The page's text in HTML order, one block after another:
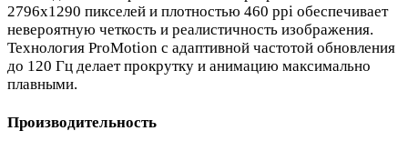
2796x1290 пикселей и плотностью 460 ppi обеспечивает
невероятную четкость и реалистичность изображения.
Технология ProMotion с адаптивной частотой обновления
до 120 Гц делает прокрутку и анимацию максимально
плавными.
Производительность